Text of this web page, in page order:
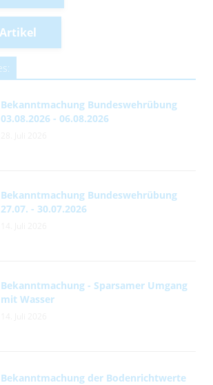
Bekanntmachung Bundeswehrübung
03.08.2026 - 06.08.2026
Bekanntmachung Bundeswehrübung
27.07. - 30.07.2026
Bekanntmachung - Sparsamer Umgang
mit Wasser
Bekanntmachung der Bodenrichtwerte